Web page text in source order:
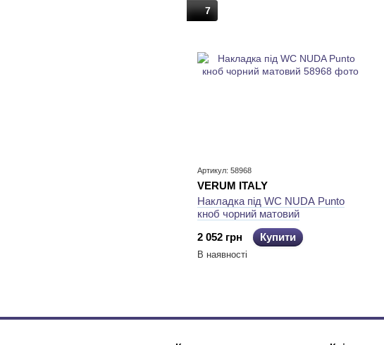
7
Артикул: 58968
VERUM ITALY
Накладка під WC NUDA Punto
кноб чорний матовий
2 052 грн
Купити
В наявності